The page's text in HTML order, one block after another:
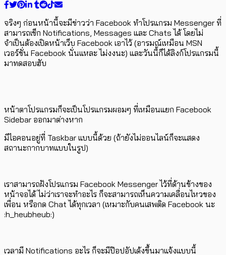
จริงๆ ก่อนหน้านี้จะมีข่าวว่า Facebook ทำโปรแกรม Messenger ที่
สามารถเช็ก Notifications, Messages และ Chats ได้ โดยไม่
จำเป็นต้องเปิดหน้าเว็บ Facebook เอาไว้ (อารมณ์เหมือน MSN
เวอร์ชั่น Facebook นั่นแหละ ไม่งงนะ) และวันนี้ก็ได้ลิงก์โปรแกรมนี้
มาทดสอบฮับ
หน้าตาโปรแกรมก็จะเป็นโปรแกรมผอมๆ ที่เหมือนแยก Facebook
Sidebar ออกมาต่างหาก
มีไอคอนอยู่ที่ Taskbar แบบนี้ด้วย (ถ้ายังไม่ออนไลน์ก็จะแสดง
สถานะกากบาทแบบในรูป)
เราสามารถฝังโปรแกรม Facebook Messenger ไว้ที่ด้านข้างของ
หน้าจอได้ ไม่ว่าเราจะทำอะไร ก็จะสามารถเห็นความเคลื่อนไหวของ
เพื่อน หรือกด Chat ได้ทุกเวลา (เหมาะกับคนเสพติด Facebook นะ
:h_heubheub:)
เวลามี Notifications อะไร ก็จะมีป๊อปอัปเด้งขึ้นมาแจ้งแบบนี้